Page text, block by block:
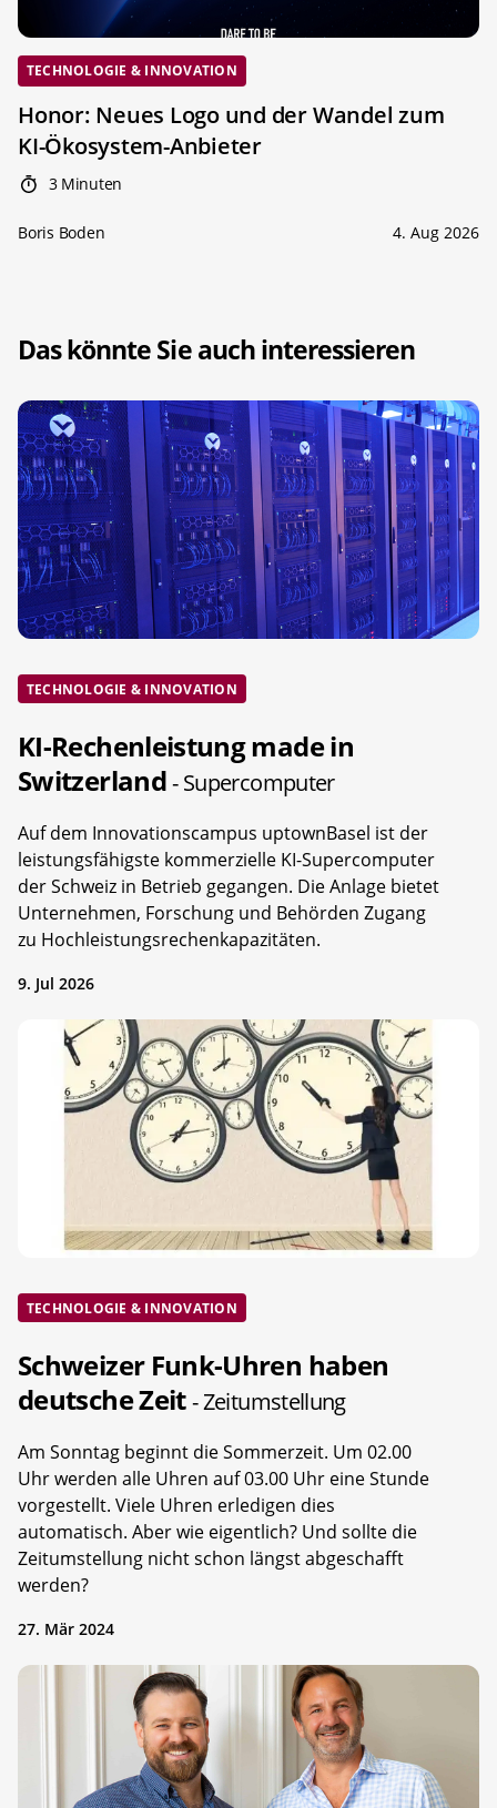
TECHNOLOGIE & INNOVATION
Honor: Neues Logo und der Wandel zum
KI-Ökosystem-Anbieter
3 Minuten
Boris Boden 4. Aug 2026
Das könnte Sie auch interessieren
TECHNOLOGIE & INNOVATION
KI-Rechenleistung made in
Switzerland- Supercomputer
Auf dem Innovationscampus uptownBasel ist der
leistungsfähigste kommerzielle KI-Supercomputer
der Schweiz in Betrieb gegangen. Die Anlage bietet
Unternehmen, Forschung und Behörden Zugang
zu Hochleistungsrechenkapazitäten.
9. Jul 2026
TECHNOLOGIE & INNOVATION
Schweizer Funk-Uhren haben
deutsche Zeit- Zeitumstellung
Am Sonntag beginnt die Sommerzeit. Um 02.00
Uhr werden alle Uhren auf 03.00 Uhr eine Stunde
vorgestellt. Viele Uhren erledigen dies
automatisch. Aber wie eigentlich? Und sollte die
Zeitumstellung nicht schon längst abgeschafft
werden?
27. Mär 2024